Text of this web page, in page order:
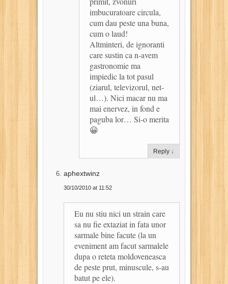
imbucuratoare circula,
cum dau peste una buna,
cum o laud!
Altminteri, de ignoranti
care sustin ca n-avem
gastronomie ma
impiedic la tot pasul
(ziarul, televizorul, net-
ul…). Nici macar nu ma
mai enervez, in fond e
paguba lor… Si-o merita
😀
Reply ↓
aphextwinz
30/10/2010 at 11:52
Eu nu stiu nici un strain care
sa nu fie extaziat in fata unor
sarmale bine facute (la un
eveniment am facut sarmalele
dupa o reteta moldoveneasca
de peste prut, minuscule, s-au
batut pe ele).